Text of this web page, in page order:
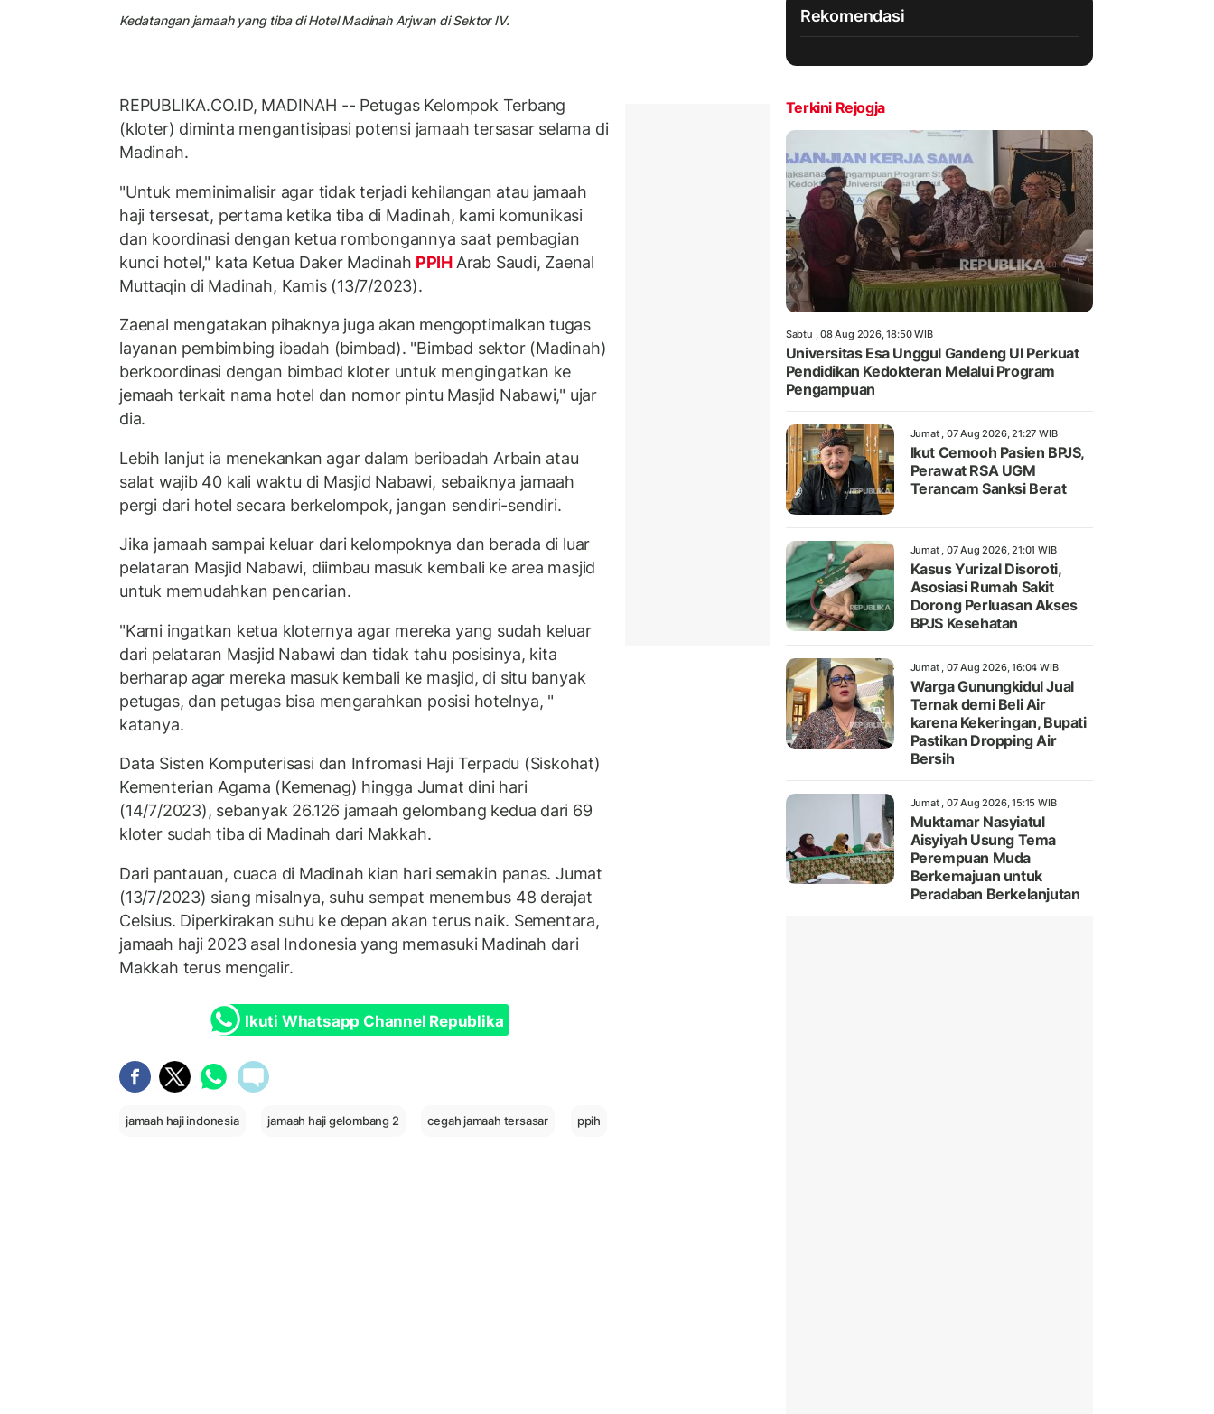
Kedatangan jamaah yang tiba di Hotel Madinah Arjwan di Sektor IV.
REPUBLIKA.CO.ID, MADINAH -- Petugas Kelompok Terbang
(kloter) diminta mengantisipasi potensi jamaah tersasar selama di
Madinah.
"Untuk meminimalisir agar tidak terjadi kehilangan atau jamaah
haji tersesat, pertama ketika tiba di Madinah, kami komunikasi
dan koordinasi dengan ketua rombongannya saat pembagian
kunci hotel," kata Ketua Daker Madinah PPIH Arab Saudi, Zaenal
Muttaqin di Madinah, Kamis (13/7/2023).
Zaenal mengatakan pihaknya juga akan mengoptimalkan tugas
layanan pembimbing ibadah (bimbad). "Bimbad sektor (Madinah)
berkoordinasi dengan bimbad kloter untuk mengingatkan ke
jemaah terkait nama hotel dan nomor pintu Masjid Nabawi," ujar
dia.
Lebih lanjut ia menekankan agar dalam beribadah Arbain atau
salat wajib 40 kali waktu di Masjid Nabawi, sebaiknya jamaah
pergi dari hotel secara berkelompok, jangan sendiri-sendiri.
Jika jamaah sampai keluar dari kelompoknya dan berada di luar
pelataran Masjid Nabawi, diimbau masuk kembali ke area masjid
untuk memudahkan pencarian.
"Kami ingatkan ketua kloternya agar mereka yang sudah keluar
dari pelataran Masjid Nabawi dan tidak tahu posisinya, kita
berharap agar mereka masuk kembali ke masjid, di situ banyak
petugas, dan petugas bisa mengarahkan posisi hotelnya, "
katanya.
Data Sisten Komputerisasi dan Infromasi Haji Terpadu (Siskohat)
Kementerian Agama (Kemenag) hingga Jumat dini hari
(14/7/2023), sebanyak 26.126 jamaah gelombang kedua dari 69
kloter sudah tiba di Madinah dari Makkah.
Dari pantauan, cuaca di Madinah kian hari semakin panas. Jumat
(13/7/2023) siang misalnya, suhu sempat menembus 48 derajat
Celsius. Diperkirakan suhu ke depan akan terus naik. Sementara,
jamaah haji 2023 asal Indonesia yang memasuki Madinah dari
Makkah terus mengalir.
Ikuti Whatsapp Channel Republika
jamaah haji indonesia jamaah haji gelombang 2 cegah jamaah tersasar ppih
Rekomendasi
Terkini Rejogja
Sabtu , 08 Aug 2026, 18:50 WIB
Universitas Esa Unggul Gandeng UI Perkuat
Pendidikan Kedokteran Melalui Program
Pengampuan
Jumat , 07 Aug 2026, 21:27 WIB
Ikut Cemooh Pasien BPJS,
Perawat RSA UGM
Terancam Sanksi Berat
Jumat , 07 Aug 2026, 21:01 WIB
Kasus Yurizal Disoroti,
Asosiasi Rumah Sakit
Dorong Perluasan Akses
BPJS Kesehatan
Jumat , 07 Aug 2026, 16:04 WIB
Warga Gunungkidul Jual
Ternak demi Beli Air
karena Kekeringan, Bupati
Pastikan Dropping Air
Bersih
Jumat , 07 Aug 2026, 15:15 WIB
Muktamar Nasyiatul
Aisyiyah Usung Tema
Perempuan Muda
Berkemajuan untuk
Peradaban Berkelanjutan